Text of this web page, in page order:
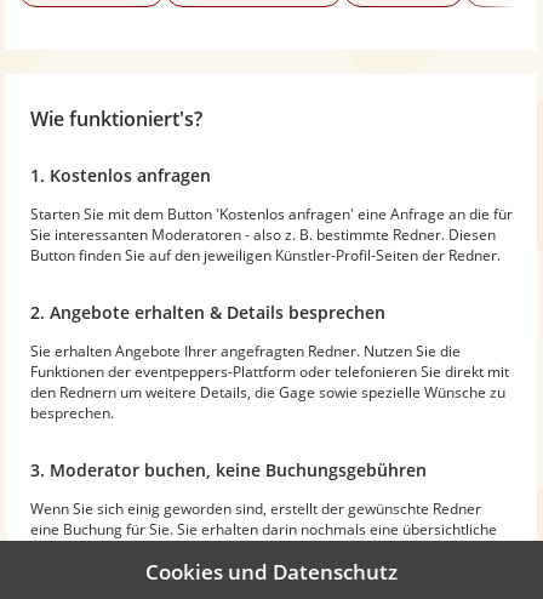
Wie funktioniert's?
1. Kostenlos anfragen
Starten Sie mit dem Button 'Kostenlos anfragen' eine Anfrage an die für
Sie interessanten Moderatoren - also z. B. bestimmte Redner. Diesen
Button finden Sie auf den jeweiligen Künstler-Profil-Seiten der Redner.
2. Angebote erhalten & Details besprechen
Sie erhalten Angebote Ihrer angefragten Redner. Nutzen Sie die
Funktionen der eventpeppers-Plattform oder telefonieren Sie direkt mit
den Rednern um weitere Details, die Gage sowie spezielle Wünsche zu
besprechen.
3. Moderator buchen, keine Buchungsgebühren
Wenn Sie sich einig geworden sind, erstellt der gewünschte Redner
eine Buchung für Sie. Sie erhalten darin nochmals eine übersichtliche
Kosten durch eventpeppers.Cookies und Datenschutz